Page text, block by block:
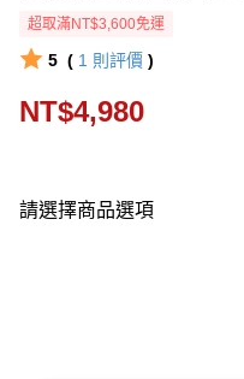
超取滿NT$3,600免運
5 ( 1 則評價 )
NT$4,980
請選擇商品選項